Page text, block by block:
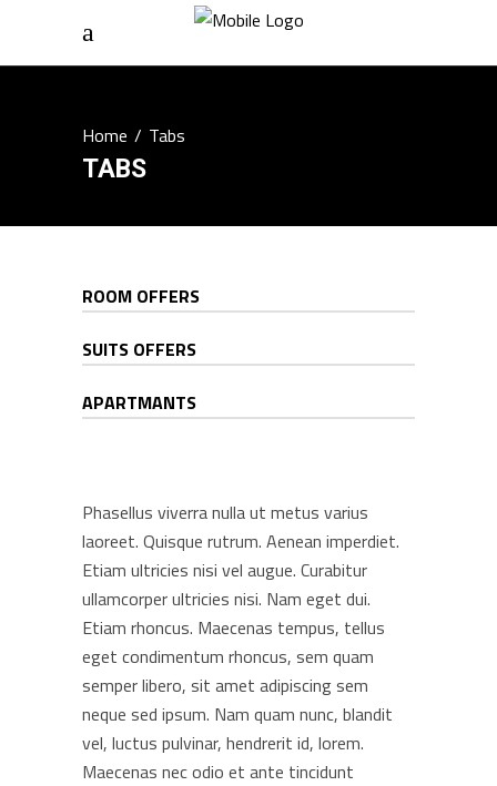
Home/Tabs
TABS
ROOM OFFERS
SUITS OFFERS
APARTMANTS
Phasellus viverra nulla ut metus varius
laoreet. Quisque rutrum. Aenean imperdiet.
Etiam ultricies nisi vel augue. Curabitur
ullamcorper ultricies nisi. Nam eget dui.
Etiam rhoncus. Maecenas tempus, tellus
eget condimentum rhoncus, sem quam
semper libero, sit amet adipiscing sem
neque sed ipsum. Nam quam nunc, blandit
vel, luctus pulvinar, hendrerit id, lorem.
Maecenas nec odio et ante tincidunt